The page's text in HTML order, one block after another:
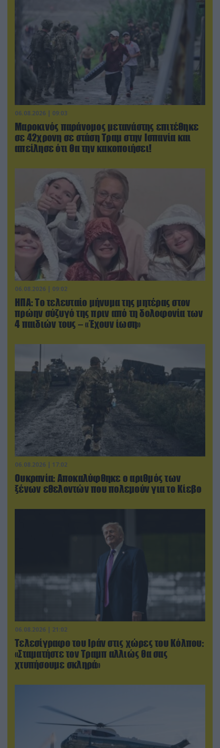
06.08.2026 | 09:03
Μαροκινός παράνομος μετανάστης επιτέθηκε
σε 42χρονη σε στάση Τραμ στην Ισπανία και
απείλησε ότι θα την κακοποιήσει!
06.08.2026 | 09:02
ΗΠΑ: Το τελευταίο μήνυμα της μητέρας στον
πρώην σύζυγό της πριν από τη δολοφονία των
4 παιδιών τους – «Έχουν ίωση»
06.08.2026 | 17:02
Ουκρανία: Αποκαλύφθηκε ο αριθμός των
ξένων εθελοντών που πολεμούν για το Κίεβο
06.08.2026 | 21:02
Τελεσίγραφο του Ιράν στις χώρες του Κόλπου:
«Σταματήστε τον Τραμπ αλλιώς θα σας
χτυπήσουμε σκληρά»